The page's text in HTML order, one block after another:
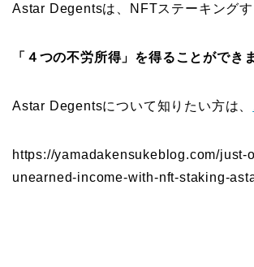
Astar Degentsは、NFTステーキング
「４つの不労所得」を得ることができ
Astar Degentsについて知りたい方は、
https://yamadakensukeblog.com/just-
unearned-income-with-nft-staking-